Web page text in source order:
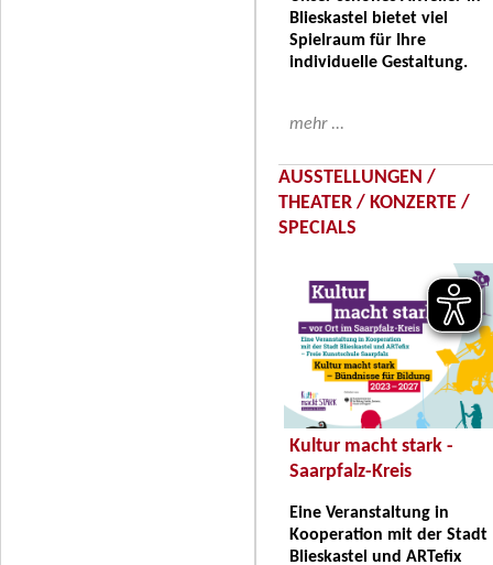
Blieskastel bietet viel
Spielraum für Ihre
individuelle Gestaltung.
mehr ...
AUSSTELLUNGEN /
THEATER / KONZERTE /
SPECIALS
Kultur macht stark -
Saarpfalz-Kreis
Eine Veranstaltung in
Kooperation mit der Stadt
Blieskastel und ARTefix